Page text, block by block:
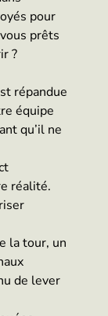
pour
prêts
?
répandue
équipe
qu’il ne
réalité.
la tour, un
de lever